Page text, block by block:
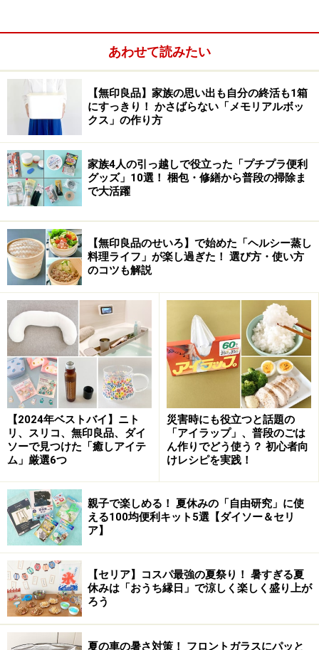
では、地下の展示空間へ。
フィン・ユール家具を配置した寛いだ空間
●画像をクリックすると拡大します。
フィン・ユールの家具が整然と配置されている。
店内の天井高が普通の住宅とさほど変わらないせいか、
とにかく「普段使い」のように感じるところに好感がも
てる・・・・・（家具の価格を見ると、「普段使い」は
禁句と化するが、、、）
※記事内容は執筆時点のものです。最新の内容をご確認くださ
い。
次のページへ
あわせて読みたい
【無印良品】家族の思い出も自分の終活も1箱
にすっきり！ かさばらない「メモリアルボッ
クス」の作り方
家族4人の引っ越しで役立った「プチプラ便利
グッズ」10選！ 梱包・修繕から普段の掃除ま
で大活躍
【無印良品のせいろ】で始めた「ヘルシー蒸し
料理ライフ」が楽し過ぎた！ 選び方・使い方
のコツも解説
【2024年ベストバイ】ニト
リ、スリコ、無印良品、ダイ
ソーで見つけた「癒しアイテ
ム」厳選6つ
災害時にも役立つと話題の
「アイラップ」、普段のごは
ん作りでどう使う？ 初心者向
けレシピを実践！
親子で楽しめる！ 夏休みの「自由研究」に使
える100均便利キット5選【ダイソー＆セリ
ア】
【セリア】コスパ最強の夏祭り！ 暑すぎる夏
休みは「おうち縁日」で涼しく楽しく盛り上が
ろう
夏の車の暑さ対策！ フロントガラスにパッと